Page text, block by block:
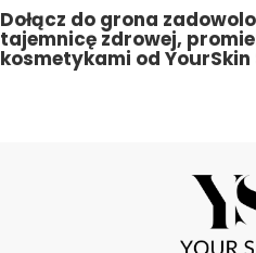
Dołącz do grona
tajemnicę zdrowej,
kosmetykami od YourSkin